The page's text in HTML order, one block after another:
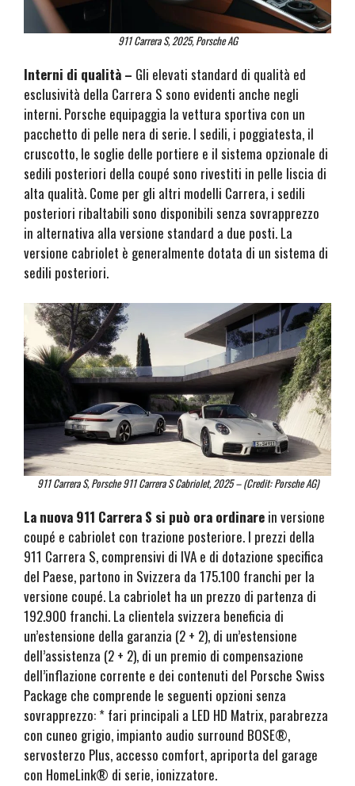
911 Carrera S, 2025, Porsche AG
Interni di qualità – Gli elevati standard di qualità ed
esclusività della Carrera S sono evidenti anche negli
interni. Porsche equipaggia la vettura sportiva con un
pacchetto di pelle nera di serie. I sedili, i poggiatesta, il
cruscotto, le soglie delle portiere e il sistema opzionale di
sedili posteriori della coupé sono rivestiti in pelle liscia di
alta qualità. Come per gli altri modelli Carrera, i sedili
posteriori ribaltabili sono disponibili senza sovrapprezzo
in alternativa alla versione standard a due posti. La
versione cabriolet è generalmente dotata di un sistema di
sedili posteriori.
911 Carrera S, Porsche 911 Carrera S Cabriolet, 2025 – (Credit: Porsche AG)
La nuova 911 Carrera S si può ora ordinare in versione
coupé e cabriolet con trazione posteriore. I prezzi della
911 Carrera S, comprensivi di IVA e di dotazione specifica
del Paese, partono in Svizzera da 175.100 franchi per la
versione coupé. La cabriolet ha un prezzo di partenza di
192.900 franchi. La clientela svizzera beneficia di
un’estensione della garanzia (2 + 2), di un’estensione
dell’assistenza (2 + 2), di un premio di compensazione
dell’inflazione corrente e dei contenuti del Porsche Swiss
Package che comprende le seguenti opzioni senza
sovrapprezzo: * fari principali a LED HD Matrix, parabrezza
con cuneo grigio, impianto audio surround BOSE®,
servosterzo Plus, accesso comfort, apriporta del garage
con HomeLink® di serie, ionizzatore.